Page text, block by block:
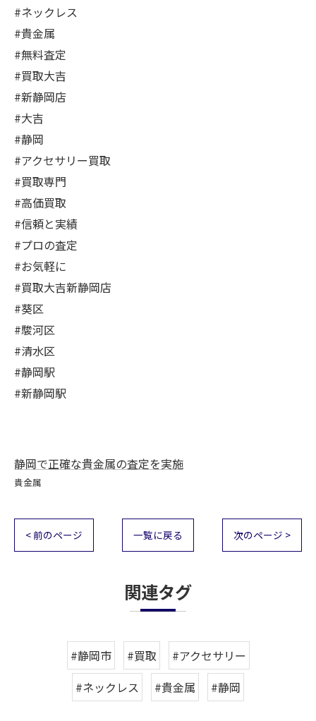
#ネックレス
#貴金属
#無料査定
#買取大吉
#新静岡店
#大吉
#静岡
#アクセサリー買取
#買取専門
#高価買取
#信頼と実績
#プロの査定
#お気軽に
#買取大吉新静岡店
#葵区
#駿河区
#清水区
#静岡駅
#新静岡駅
静岡で正確な貴金属の査定を実施
貴金属
< 前のページ 一覧に戻る 次のページ >
関連タグ
#静岡市 #買取
#アクセサリー
#ネックレス
#貴金属 #静岡